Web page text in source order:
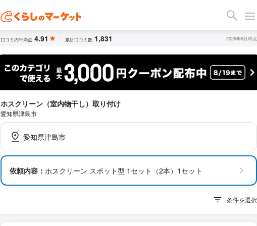
口コミの平均点 4.91 累計口コミ数 1,831 2026年8月時点
ホスクリーン（室内物干し）取り付け
愛知県津島市
愛知県津島市
依頼内容： ホスクリーン スポット型 1セット（2本）1セット
条件を選択